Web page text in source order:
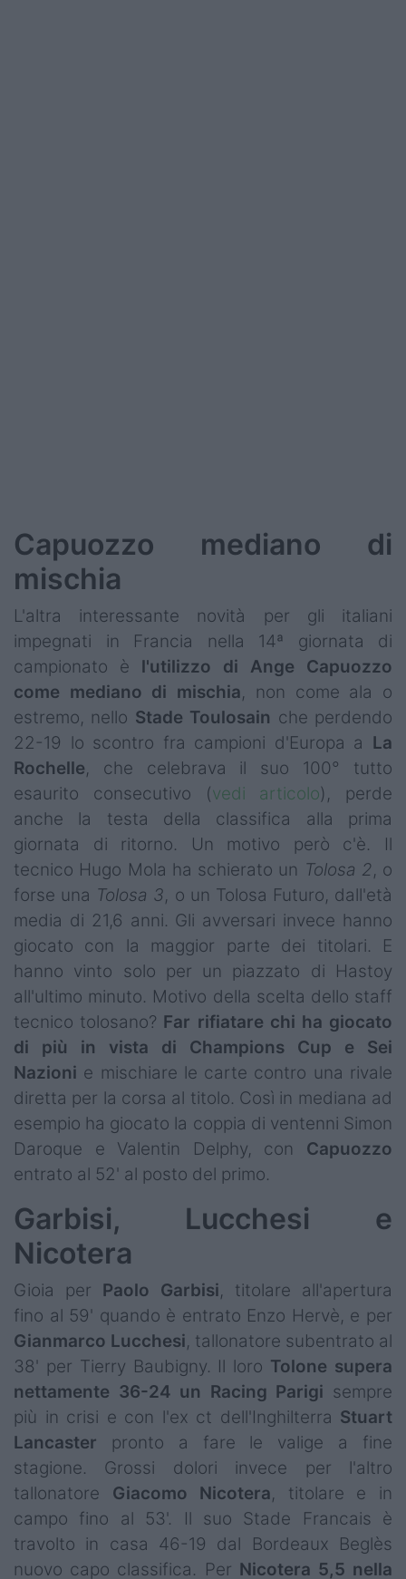
Capuozzo mediano di
mischia
L'altra interessante novità per gli italiani
impegnati in Francia nella 14ª giornata di
campionato è l'utilizzo di Ange Capuozzo
come mediano di mischia, non come ala o
estremo, nello Stade Toulosain che perdendo
22-19 lo scontro fra campioni d'Europa a La
Rochelle, che celebrava il suo 100° tutto
esaurito consecutivo (vedi articolo), perde
anche la testa della classifica alla prima
giornata di ritorno. Un motivo però c'è. Il
tecnico Hugo Mola ha schierato un Tolosa 2, o
forse una Tolosa 3, o un Tolosa Futuro, dall'età
media di 21,6 anni. Gli avversari invece hanno
giocato con la maggior parte dei titolari. E
hanno vinto solo per un piazzato di Hastoy
all'ultimo minuto. Motivo della scelta dello staff
tecnico tolosano? Far rifiatare chi ha giocato
di più in vista di
Champions Cup e Sei
Nazioni e mischiare le carte contro una rivale
diretta per la corsa al titolo. Così in mediana ad
esempio ha giocato la coppia di ventenni Simon
Daroque e Valentin Delphy, con Capuozzo
entrato al 52' al posto del primo.
Garbisi, Lucchesi e
Nicotera
Gioia per Paolo Garbisi, titolare all'apertura
fino al 59' quando è entrato Enzo Hervè, e per
Gianmarco Lucchesi, tallonatore subentrato al
38' per Tierry Baubigny. Il loro Tolone supera
nettamente 36-24 un Racing Parigi sempre
più in crisi e con l'ex ct dell'Inghilterra Stuart
Lancaster pronto a fare le valige a fine
stagione. Grossi dolori invece per l'altro
tallonatore Giacomo Nicotera, titolare e in
campo fino al 53'. Il suo Stade Francais è
travolto in casa 46-19 dal Bordeaux Beglès
nuovo capo classifica. Per Nicotera 5,5 nella